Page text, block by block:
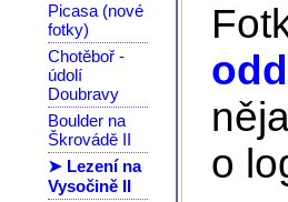
Picasa (nové
fotky)
Chotěboř -
údolí
Doubravy
Boulder na
Škrovádě II
➤ Lezení na
Vysočině II
o